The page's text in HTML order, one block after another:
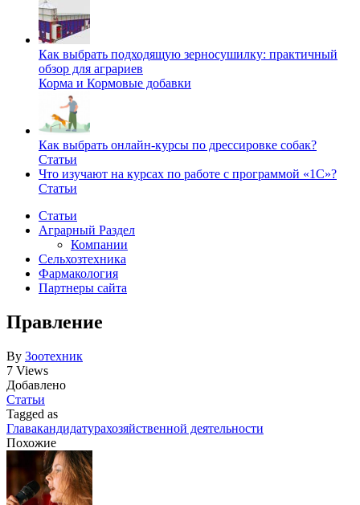
Как выбрать подходящую зерносушилку: практичный
обзор для аграриев
Корма и Кормовые добавки
Как выбрать онлайн-курсы по дрессировке собак?
Статьи
Что изучают на курсах по работе с программой «1С»?
Статьи
Статьи
Аграрный Раздел
Компании
Сельхозтехника
Фармакология
Партнеры сайта
Правление
By Зоотехник
7 Views
Добавлено
Статьи
Tagged as
Главакандидатурахозяйственной деятельности
Похожие